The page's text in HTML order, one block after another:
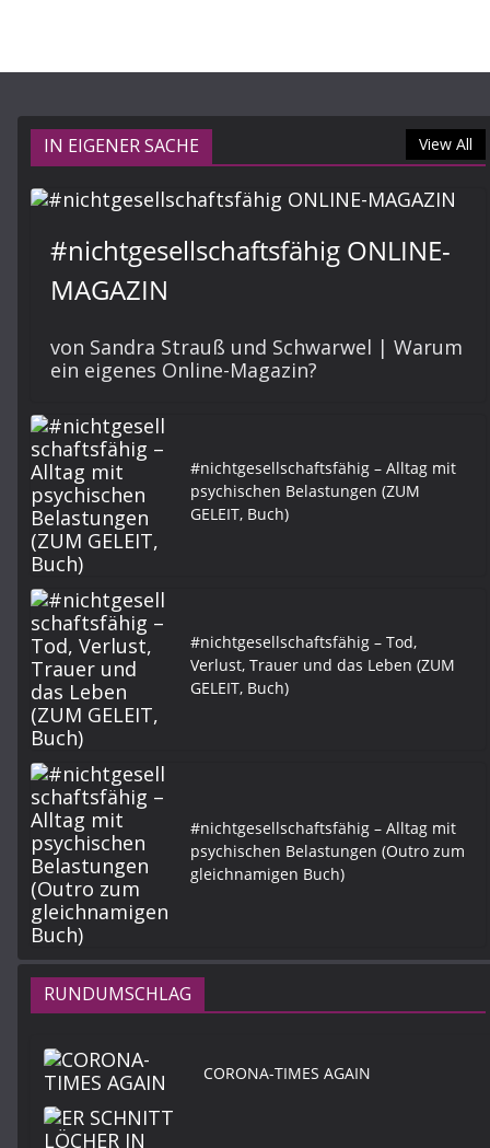
IN EIGENER SACHE View All
#nichtgesellschaftsfähig ONLINE-
MAGAZIN
von Sandra Strauß und Schwarwel | Warum
ein eigenes Online-Magazin?
#nichtgesellschaftsfähig – Alltag mit
psychischen Belastungen (ZUM
GELEIT, Buch)
#nichtgesellschaftsfähig – Tod,
Verlust, Trauer und das Leben (ZUM
GELEIT, Buch)
#nichtgesellschaftsfähig – Alltag mit
psychischen Belastungen (Outro zum
gleichnamigen Buch)
RUNDUMSCHLAG
CORONA-TIMES AGAIN